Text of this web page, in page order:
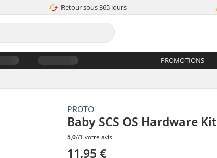
Retour sous 365 jours
PROMOTIONS
PROTO
Baby SCS OS Hardware Kit
5,0//1 votre avis
11,95 €